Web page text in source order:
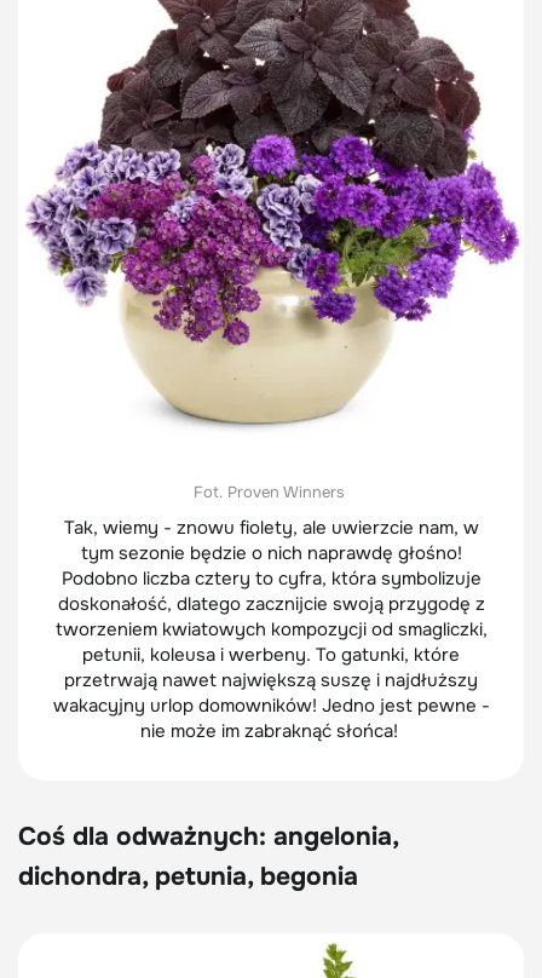
Fot. Proven Winners
Tak, wiemy - znowu fiolety, ale uwierzcie nam, w
tym sezonie będzie o nich naprawdę głośno!
Podobno liczba cztery to cyfra, która symbolizuje
doskonałość, dlatego zacznijcie swoją przygodę z
tworzeniem kwiatowych kompozycji od smagliczki,
petunii, koleusa i werbeny. To gatunki, które
przetrwają nawet największą suszę i najdłuższy
wakacyjny urlop domowników! Jedno jest pewne -
nie może im zabraknąć słońca!
Coś dla odważnych: angelonia,
dichondra, petunia, begonia